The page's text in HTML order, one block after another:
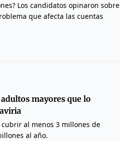
Los candidatos opinaron sobre
que afecta las cuentas
mayores que lo
al menos 3 millones de
al año.